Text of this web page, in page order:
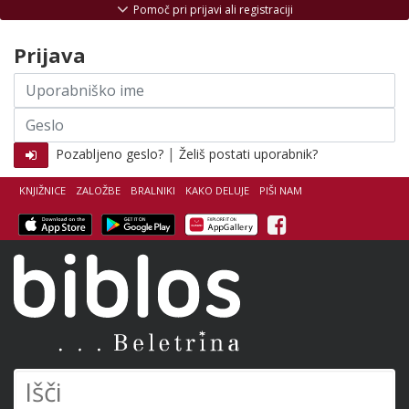
KNJIŽNICE ZALOŽBE BRALNIKI KAKO DELUJE PIŠI NAM
Facebook
Pomoč pri prijavi ali registraciji
Prijava
Uporabniško
ime
Geslo
Pozabljeno geslo? | Želiš postati uporabnik?